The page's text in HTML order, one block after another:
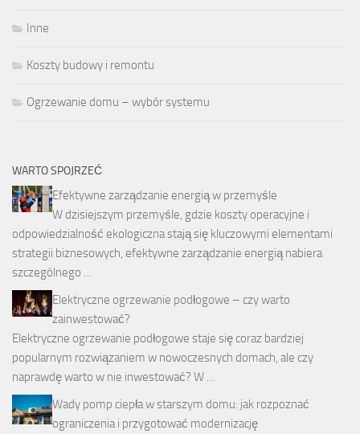
Inne
Koszty budowy i remontu
Ogrzewanie domu – wybór systemu
WARTO SPOJRZEĆ
Efektywne zarządzanie energią w przemyśle
W dzisiejszym przemyśle, gdzie koszty operacyjne i
odpowiedzialność ekologiczna stają się kluczowymi elementami
strategii biznesowych, efektywne zarządzanie energią nabiera
szczególnego …
Elektryczne ogrzewanie podłogowe – czy warto
zainwestować?
Elektryczne ogrzewanie podłogowe staje się coraz bardziej
popularnym rozwiązaniem w nowoczesnych domach, ale czy
naprawdę warto w nie inwestować? W …
Wady pomp ciepła w starszym domu: jak rozpoznać
ograniczenia i przygotować modernizację